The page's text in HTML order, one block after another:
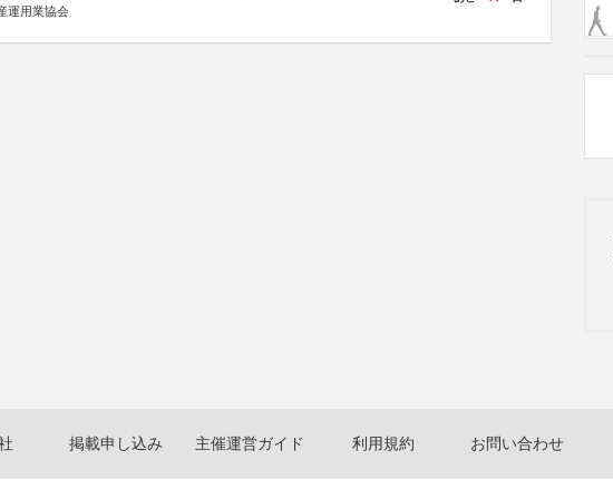
運用業協会
掲載申し込み 主催運営ガイド 利用規約 お問い合わせ